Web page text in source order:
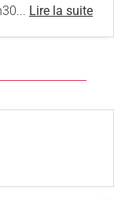
Lire la suite